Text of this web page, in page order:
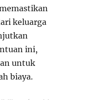
keluarga
ini,
untuk
biaya.